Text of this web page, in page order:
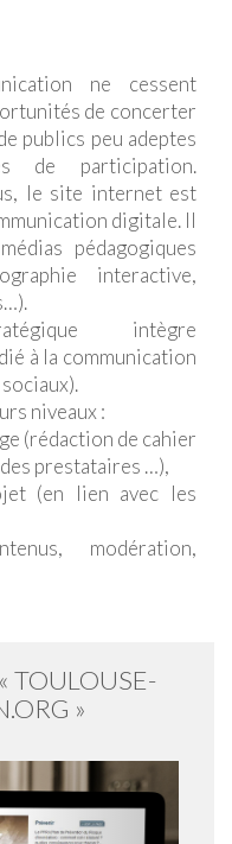
ne cessent
de concerter
publics peu adeptes
de participation.
le site internet est
digitale. Il
pédagogiques
interactive,
intègre
à la communication
niveaux :
(rédaction de cahier
prestataires …),
(en lien avec les
modération,
TOULOUSE-
»